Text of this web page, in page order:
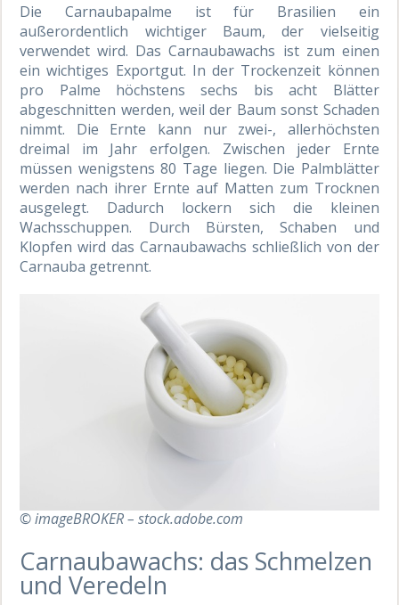
Die Carnaubapalme ist für Brasilien ein
außerordentlich wichtiger Baum, der vielseitig
verwendet wird. Das Carnaubawachs ist zum einen
ein wichtiges Exportgut. In der Trockenzeit können
pro Palme höchstens sechs bis acht Blätter
abgeschnitten werden, weil der Baum sonst Schaden
nimmt. Die Ernte kann nur zwei-, allerhöchsten
dreimal im Jahr erfolgen. Zwischen jeder Ernte
müssen wenigstens 80 Tage liegen. Die Palmblätter
werden nach ihrer Ernte auf Matten zum Trocknen
ausgelegt. Dadurch lockern sich die kleinen
Wachsschuppen. Durch Bürsten, Schaben und
Klopfen wird das Carnaubawachs schließlich von der
Carnauba getrennt.
© imageBROKER – stock.adobe.com
Carnaubawachs: das Schmelzen
und Veredeln